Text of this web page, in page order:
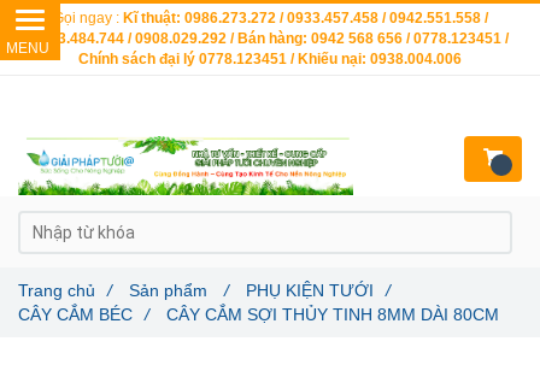
Trang chủ / Sản phẩm / PHỤ KIỆN TƯỚI
/
CÂY CẮM BÉC
/ CÂY CẮM SỢI THỦY TINH 8MM DÀI 80CM
Gọi ngay : Kĩ thuật: 0986.273.272 / 0933.457.458 / 0942.551.558 /
0903.484.744 / 0908.029.292 / Bán hàng: 0942 568 656 / 0778.123451 /
Chính sách đại lý 0778.123451 / Khiếu nại: 0938.004.006